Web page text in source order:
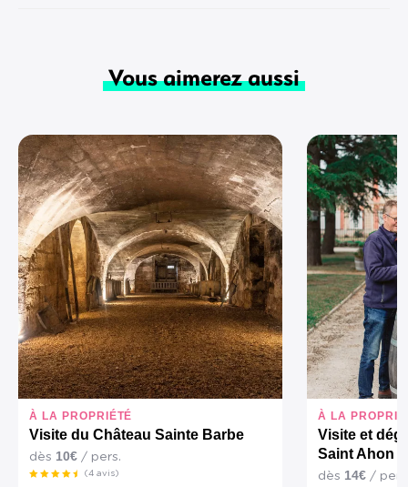
Vous aimerez aussi
À LA PROPRIÉTÉ
Visite du Château Sainte Barbe
dès 10€ / pers.
(4 avis)
À LA
Visite et
Saint Ahon
dès 14€ /